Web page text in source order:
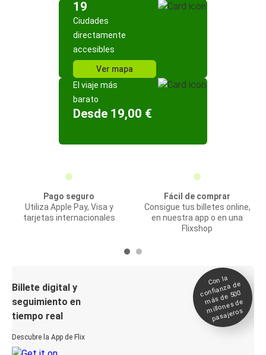
19
Ciudades
directamente
accesibles
Ver mapa
El viaje más
barato
Desde 19,00 €
Pago seguro
Utiliza Apple Pay, Visa y
tarjetas internacionales
Fácil de comprar
Consigue tus billetes online,
en nuestra app o en una
Flixshop
Billete digital y
seguimiento en
tiempo real
Descubre la App de Flix
Con la
confianza de
más de 500
millones de
pasajeros